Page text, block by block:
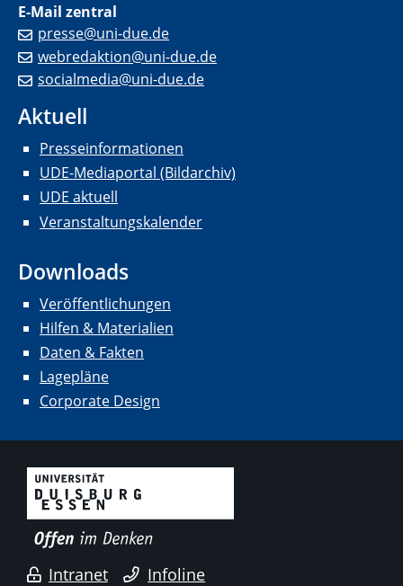
E-Mail zentral
presse@uni-due.de
webredaktion@uni-due.de
socialmedia@uni-due.de
Aktuell
Presseinformationen
UDE-Mediaportal (Bildarchiv)
UDE aktuell
Veranstaltungskalender
Downloads
Veröffentlichungen
Hilfen & Materialien
Daten & Fakten
Lagepläne
Corporate Design
Intranet Infoline